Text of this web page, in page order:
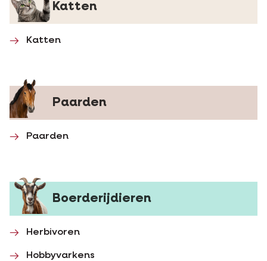
Katten
Katten
Paarden
Paarden
Boerderijdieren
Herbivoren
Hobbyvarkens